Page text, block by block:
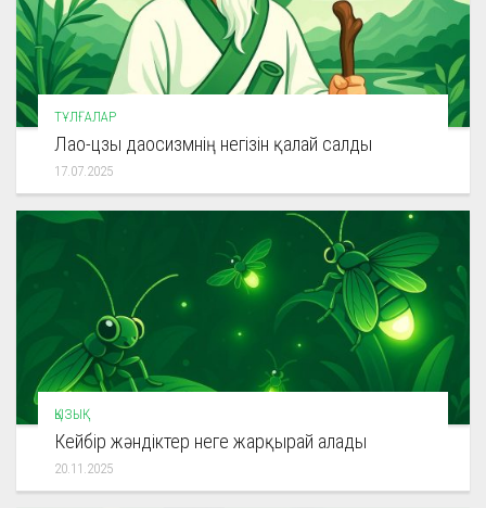
ТҰЛҒАЛАР
Лао-цзы даосизмнің негізін қалай салды
17.07.2025
ҚЫЗЫҚ
Кейбір жәндіктер неге жарқырай алады
20.11.2025